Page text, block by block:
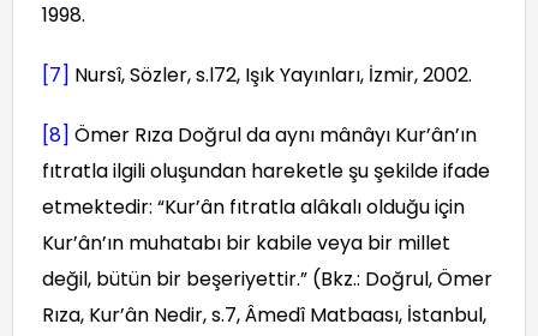
1998.
[7] Nursî, Sözler, s.l72, Işık Yayınları, İzmir, 2002.
[8] Ömer Rıza Doğrul da aynı mânâyı Kur’ân’ın
fıtratla ilgili oluşundan hareketle şu şekilde ifade
etmektedir: “Kur’ân fıtratla alâkalı olduğu için
Kur’ân’ın muhatabı bir kabile veya bir millet
değil, bütün bir beşeriyettir.” (Bkz.: Doğrul, Ömer
Rıza, Kur’ân Nedir, s.7, Âmedî Matbaası, İstanbul,